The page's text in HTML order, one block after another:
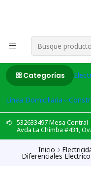
Categorías
Linea Domiciliaria
532633497 Mesa Central
Avda La Chimba #431,
Inicio
Diferenciales